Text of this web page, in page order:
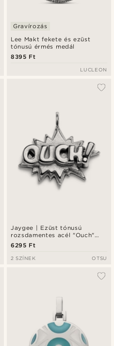
Lee Makt fekete és ezüst
tónusú érmés medál
Gravírozás
8395 Ft
LUCLEON
Jaygee | Ezüst tónusú
rozsdamentes acél "Ouch"
(au) medál
6295 Ft
2 SZÍNEK OTSU